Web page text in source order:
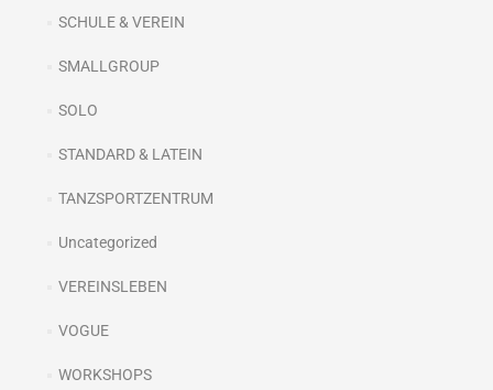
SCHULE & VEREIN
SMALLGROUP
SOLO
STANDARD & LATEIN
TANZSPORTZENTRUM
Uncategorized
VEREINSLEBEN
VOGUE
WORKSHOPS